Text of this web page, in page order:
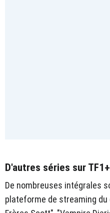
D'autres séries sur TF1+
De nombreuses intégrales
plateforme de streaming du